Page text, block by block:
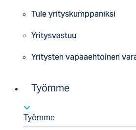
Tule yrityskumppaniksi
Yritysvastuu
Yritysten vapaaehtoinen
Työmme
Työmme